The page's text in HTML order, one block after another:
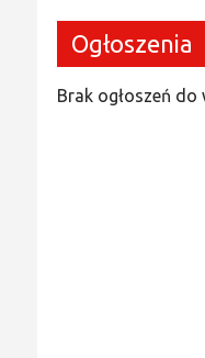
Ogłoszenia
Brak ogłoszeń do